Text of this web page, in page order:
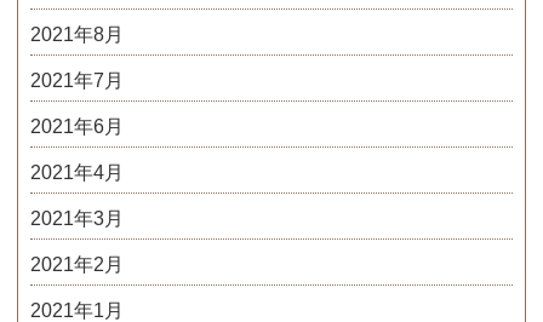
2021年8月
2021年7月
2021年6月
2021年4月
2021年3月
2021年2月
2021年1月